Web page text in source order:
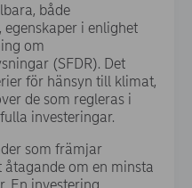
både
i enlighet
om
(SFDR). Det
för hänsyn till klimat,
de som regleras i
investeringar.
som främjar
om en minsta
En investering